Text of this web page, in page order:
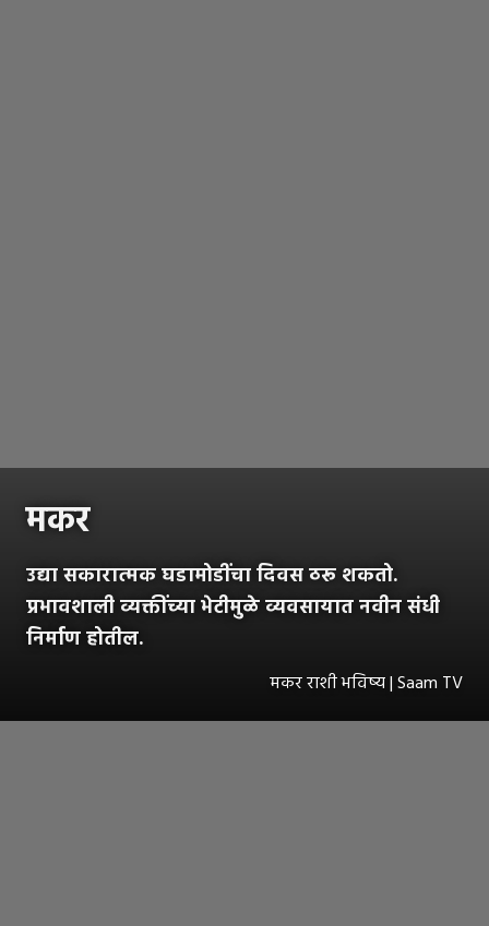
मकर
उद्या सकारात्मक घडामोडींचा दिवस ठरू शकतो.
प्रभावशाली व्यक्तींच्या भेटीमुळे व्यवसायात नवीन संधी
निर्माण होतील.
मकर राशी भविष्य | Saam TV